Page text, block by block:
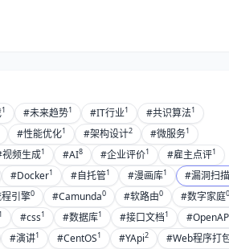
1 #未来趋势1 #IT行业1 #共识算法1
#性能优化1 #架构设计2 #微服务1
频生成1 #AI8 #企业评价1 #雇主点评1
#Docker1 #自托管1 #漫画库1 #漏洞扫描
引擎0 #Camunda0 #软路由0 #数字家庭0
1 #css1 #数据库1 #接口文档1
#演讲1 #CentOS1 #YApi2 #Web程序打